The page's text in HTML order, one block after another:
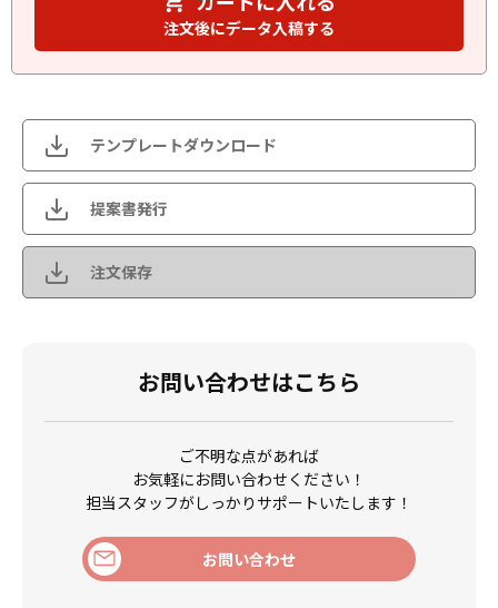
注文後にデータ入稿する
テンプレートダウンロード
提案書発行
注文保存
お問い合わせはこちら
ご不明な点があれば
お気軽にお問い合わせください！
担当スタッフがしっかりサポートいたします！
お問い合わせ